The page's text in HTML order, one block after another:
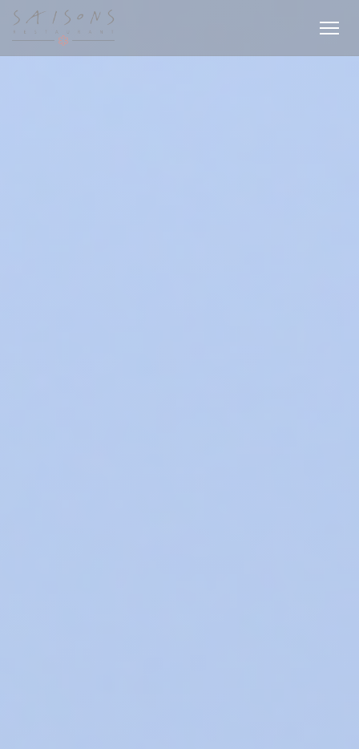
Personnalisation de vos choix en matière de cookies